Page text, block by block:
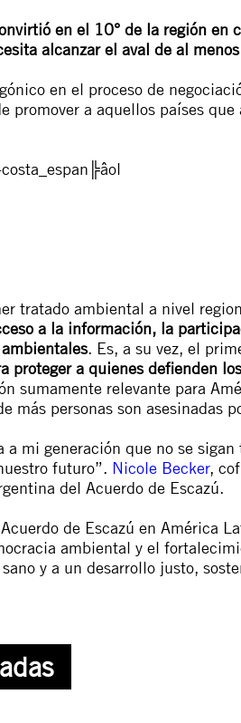
en el 10° de la región en
alcanzar el aval de al
en el proceso de
promover a aquellos países
tratado ambiental a nivel
a la información, la
. Es, a su vez, el
proteger a quienes defienden
sumamente relevante para
más personas son asesinadas
a mi generación que no se
futuro”. Nicole Becker,
del Acuerdo de Escazú.
de Escazú en América
ambiental y el
y a un desarrollo justo,